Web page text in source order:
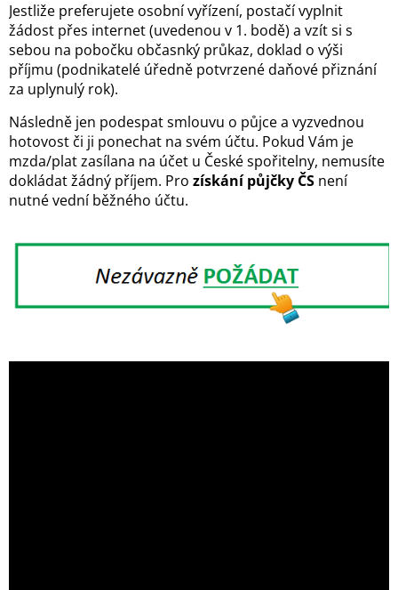
Jestliže preferujete osobní vyřízení, postačí vyplnit
žádost přes internet (uvedenou v 1. bodě) a vzít si s
sebou na pobočku občasnký průkaz, doklad o výši
příjmu (podnikatelé úředně potvrzené daňové přiznání
za uplynulý rok).
Následně jen podespat smlouvu o půjce a vyzvednou
hotovost či ji ponechat na svém účtu. Pokud Vám je
mzda/plat zasílana na účet u České spořitelny, nemusíte
dokládat žádný příjem. Pro získání půjčky ČS není
nutné vední běžného účtu.